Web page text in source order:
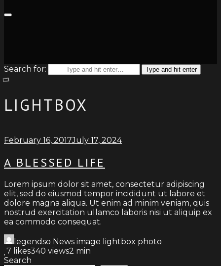
Search for: Type and hit enter
LIGHTBOX
February 16, 2017July 17, 2024
A BLESSED LIFE
Lorem ipsum dolor sit amet, consectetur adipiscing
elit, sed do eiusmod tempor incididunt ut labore et
dolore magna aliqua. Ut enim ad minim veniam, quis
nostrud exercitation ullamco laboris nisi ut aliquip ex
ea commodo consequat.
legendso News image lightbox photo
7 likes340 views2 min
Search